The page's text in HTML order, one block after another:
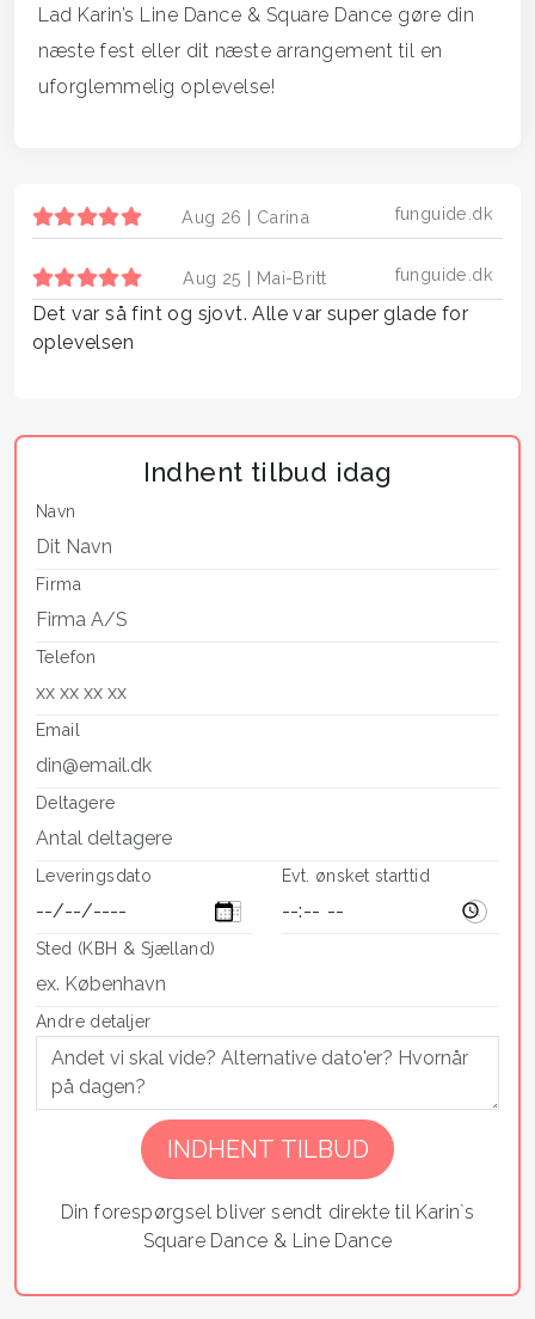
Lad Karin’s Line Dance & Square Dance gøre din
næste fest eller dit næste arrangement til en
uforglemmelig oplevelse!
funguide.dk
Aug 26 | Carina
funguide.dk
Aug 25 | Mai-Britt
Det var så fint og sjovt. Alle var super glade for
oplevelsen
Indhent tilbud idag
Navn
Firma
Telefon
Email
Deltagere
Leveringsdato Evt. ønsket starttid
Sted (KBH & Sjælland)
Andre detaljer
thisDin forespørgsel bliver sendt direkte til Karin`s
Square Dance & Line Dance